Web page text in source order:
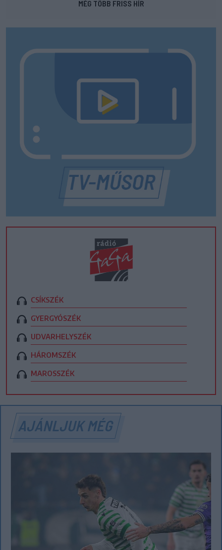
MÉG TÖBB FRISS HÍR
CSÍKSZÉK
GYERGYÓSZÉK
UDVARHELYSZÉK
HÁROMSZÉK
MAROSSZÉK
AJÁNLJUK MÉG